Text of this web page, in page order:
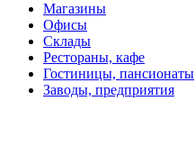
Магазины
Офисы
Склады
Рестораны, кафе
Гостиницы, пансионаты
Заводы, предприятия